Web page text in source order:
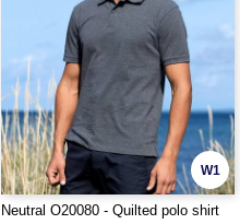
W1
Neutral O20080 - Quilted polo shirt